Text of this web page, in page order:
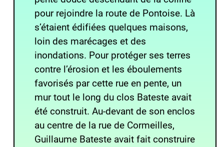
pour rejoindre la route de Pontoise. Là
s’étaient édifiées quelques maisons,
loin des marécages et des
inondations. Pour protéger ses terres
contre l’érosion et les éboulements
favorisés par cette rue en pente, un
mur tout le long du clos Bateste avait
été construit. Au-devant de son enclos
au centre de la rue de Cormeilles,
Guillaume Bateste avait fait construire